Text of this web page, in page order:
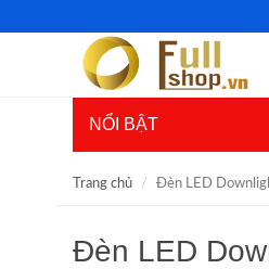
NỔI BẬT
Trang chủ Đèn LED
Đèn LED